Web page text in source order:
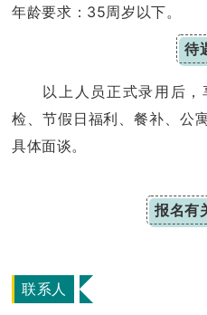
年龄要求：35周岁以下。
待
以上人员正式录用后
检、节假日福利、餐补、公
具体面谈。
报名有
联系人